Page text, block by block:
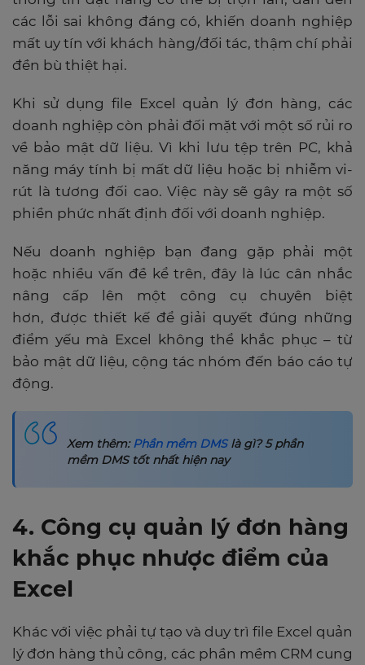
các lỗi sai không đáng có, khiến doanh nghiệp
mất uy tín với khách hàng/đối tác, thậm chí phải
đền bù thiệt hại.
Khi sử dụng file Excel quản lý đơn hàng, các
doanh nghiệp còn phải đối mặt với một số rủi ro
về bảo mật dữ liệu. Vì khi lưu tệp trên PC, khả
năng máy tính bị mất dữ liệu hoặc bị nhiễm vi-
rút là tương đối cao. Việc này sẽ gây ra một số
phiền phức nhất định đối với doanh nghiệp.
Nếu doanh nghiệp bạn đang gặp phải một
hoặc nhiều vấn đề kể trên, đây là lúc cân nhắc
nâng cấp lên một công cụ chuyên biệt
hơn, được thiết kế để giải quyết đúng những
điểm yếu mà Excel không thể khắc phục – từ
bảo mật dữ liệu, cộng tác nhóm đến báo cáo tự
động.
Xem thêm:Phần mềm DMSlà gì? 5 phần
mềm DMS tốt nhất hiện nay
4. Công cụ quản lý đơn hàng
khắc phục nhược điểm của
Excel
Khác với việc phải tự tạo và duy trì file Excel quản
lý đơn hàng thủ công, các phần mềm CRM cung